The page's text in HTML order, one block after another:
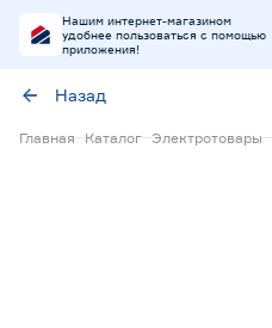
Нашим интернет-магазином
удобнее пользоваться с помощью
приложения!
Назад
Главная Каталог Электротовары